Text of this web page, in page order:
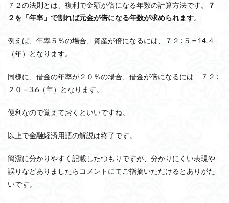
７２の法則とは、複利で金額が倍になる年数の計算方法です。
７
２を「年率」で割れば元金が倍になる年数が求められます。
例えば、年率５％の場合、資産が倍になるには、７２÷５＝14.４
（年）となります。
同様に、借金の年率が２０％の場合、借金が倍になるには ７２÷
２０＝3.6（年）となります。
便利なので覚えておくといいですね。
以上で金融経済用語の解説は終了です。
簡潔に分かりやすく記載したつもりですが、分かりにくい表現や
誤りなどありましたらコメントにてご指摘いただけるとありがた
いです。